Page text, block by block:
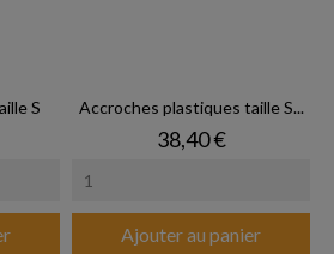
S Accroches plastiques taille S...
Prix
38,40 €
Ajouter au panier